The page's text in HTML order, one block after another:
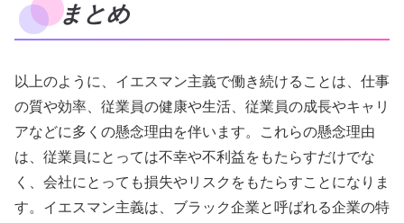
まとめ
以上のように、イエスマン主義で働き続けることは、仕事
の質や効率、従業員の健康や生活、従業員の成長やキャリ
アなどに多くの懸念理由を伴います。これらの懸念理由
は、従業員にとっては不幸や不利益をもたらすだけでな
く、会社にとっても損失やリスクをもたらすことになりま
す。イエスマン主義は、ブラック企業と呼ばれる企業の特